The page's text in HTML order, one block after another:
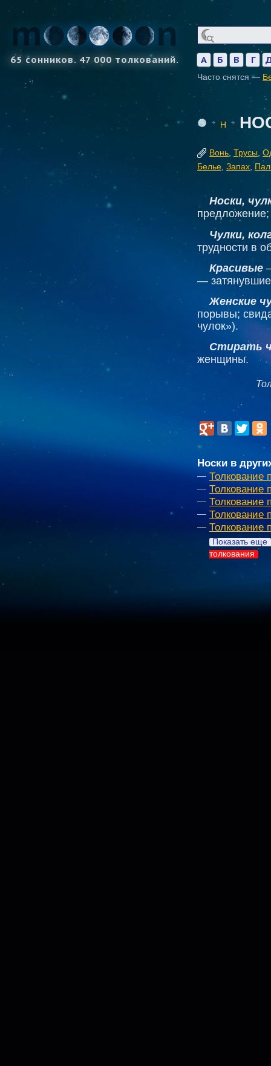
65 сонников. 47 000 толкований. А Б В Г
Часто снятся —
Н
Вонь Трусы
Белье Запах
Носки,
Чулки,
трудности в
Красивые
—
Женские
порывы;
чулок»).
Стирать
женщины.
Носки в
Толкование
Толкование
Толкование
Толкование
Толкование
Показать еще
толкования